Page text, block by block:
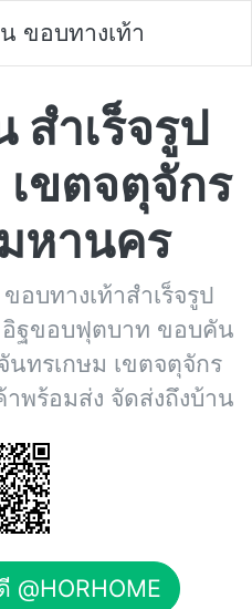
ขอบทางเท้า
ำเร็จรูป
ขตจตุจักร
หานคร
บทางเท้าสำเร็จรูป
ฐขอบฟุตบาท ขอบคัน
ทรเกษม เขตจตุจักร
พร้อมส่ง จัดส่งถึงบ้าน
@HORHOME